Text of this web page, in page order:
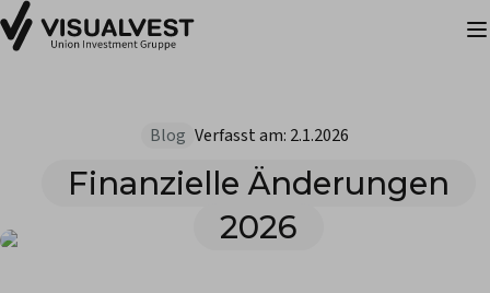
Blog Verfasst am: 2.1.2026
Finanzielle Änderungen
2026